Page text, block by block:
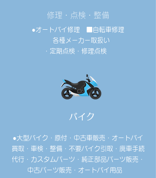
修理・点検・整備
●オートバイ修理 ■自転車修理
各種メーカー取扱い
・定期点検・修理点検
​バイク
●大型バイク・原付・中古車販売・オートバイ
買取・車検・整備・不要バイク引取・廃車手続
代行・カスタムパーツ・純正部品パーツ販売・
中古パーツ販売・オートバイ用品